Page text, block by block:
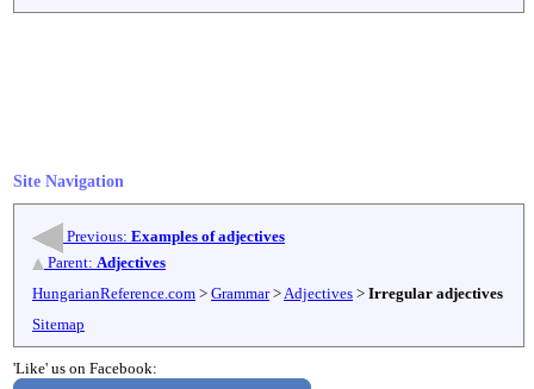
Site Navigation
Previous: Examples of adjectives
Parent: Adjectives
HungarianReference.com > Grammar> Adjectives > Irregular adjectives
Sitemap
'Like' us on Facebook: